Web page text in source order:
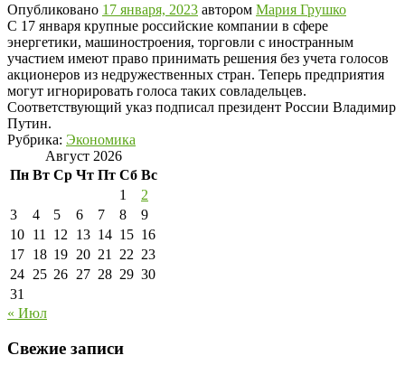
Опубликовано 17 января, 2023 автором Мария Грушко
С 17 января крупные российские компании в сфере
энергетики, машиностроения, торговли с иностранным
участием имеют право принимать решения без учета голосов
акционеров из недружественных стран. Теперь предприятия
могут игнорировать голоса таких совладельцев.
Соответствующий указ подписал президент России Владимир
Путин.
Рубрика: Экономика
Август 2026
Пн Вт Ср Чт Пт Сб Вс
1
2
3
4 5 6 7 8
9
10 11 12 13 14 15 16
17 18 19 20 21 22 23
24 25 26 27 28 29 30
31
« Июл
Свежие записи